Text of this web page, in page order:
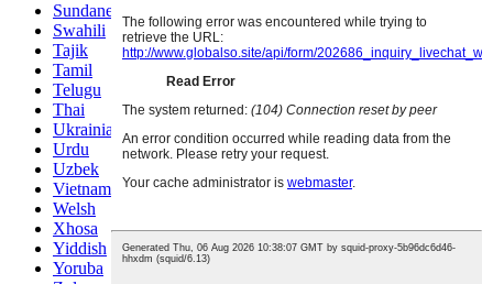
Sundanese
Swahili
Tajik
Tamil
Telugu
Thai
Ukrainian
Urdu
Uzbek
Vietnamese
Welsh
Xhosa
Yiddish
Yoruba